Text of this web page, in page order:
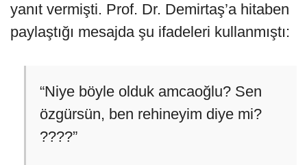
yanıt vermişti. Prof. Dr. Demirtaş’a hitaben
paylaştığı mesajda şu ifadeleri kullanmıştı:
“Niye böyle olduk amcaoğlu? Sen
özgürsün, ben rehineyim diye mi?
????”